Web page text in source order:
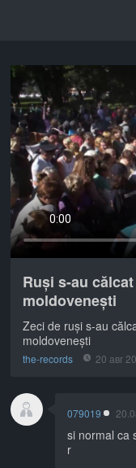
Ruși s-au
moldovenești
Zeci de ruși s-au
moldovenești
the-records 20 авг
079019
si normal ca
r